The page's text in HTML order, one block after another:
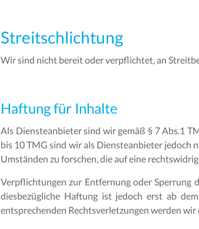
Streitschlichtung
Wir sind nicht bereit oder verpflichtet, an
Haftung für Inhalte
Als Diensteanbieter sind wir gemäß § 7 Abs.1
bis 10 TMG sind wir als Diensteanbieter
Umständen zu forschen, die auf eine
Verpflichtungen zur Entfernung oder Sperrung
diesbezügliche Haftung ist jedoch erst ab
entsprechenden Rechtsverletzungen werden